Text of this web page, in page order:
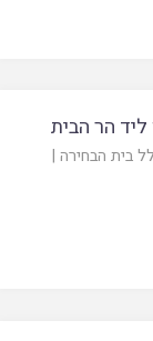
הר הבית
בית הבחירה |